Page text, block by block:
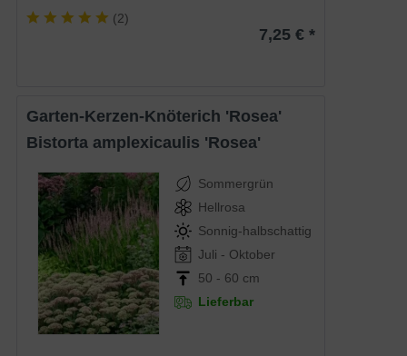
(2)
7,25 € *
Garten-Kerzen-Knöterich 'Rosea'
Bistorta amplexicaulis 'Rosea'
Sommergrün
Hellrosa
Sonnig-halbschattig
Juli - Oktober
50 - 60 cm
Lieferbar